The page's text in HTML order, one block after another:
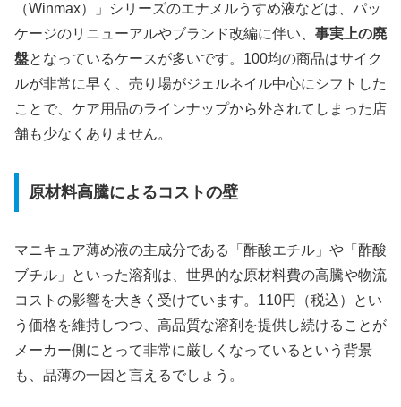
（Winmax）」シリーズのエナメルうすめ液などは、パッ
ケージのリニューアルやブランド改編に伴い、 事実上の廃
盤となっているケースが多いです。100均の商品はサイク
ルが非常に早く、売り場がジェルネイル中心にシフトした
ことで、ケア用品のラインナップから外されてしまった店
舗も少なくありません。
原材料高騰によるコストの壁
マニキュア薄め液の主成分である「酢酸エチル」や「酢酸
ブチル」といった溶剤は、世界的な原材料費の高騰や物流
コストの影響を大きく受けています。110円（税込）とい
う価格を維持しつつ、高品質な溶剤を提供し続けることが
メーカー側にとって非常に厳しくなっているという背景
も、品薄の一因と言えるでしょう。